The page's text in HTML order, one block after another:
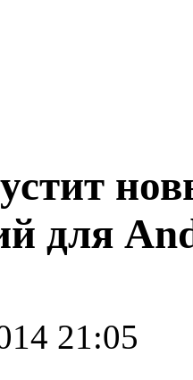
для
21:05